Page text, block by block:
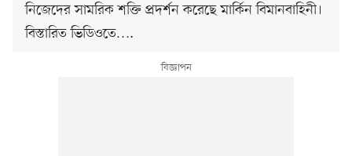
নিজেদের সামরিক শক্তি প্রদর্শন করেছে মার্কিন বিমানবাহিনী।
বিস্তারিত ভিডিওতে….